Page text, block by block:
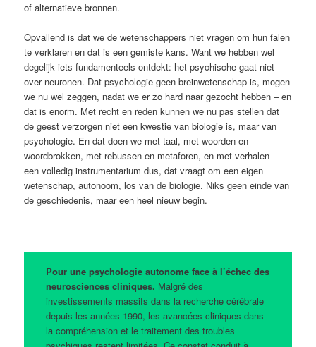
of alternatieve bronnen.
Opvallend is dat we de wetenschappers niet vragen om hun falen
te verklaren en dat is een gemiste kans. Want we hebben wel
degelijk iets fundamenteels ontdekt: het psychische gaat niet
over neuronen. Dat psychologie geen breinwetenschap is, mogen
we nu wel zeggen, nadat we er zo hard naar gezocht hebben – en
dat is enorm. Met recht en reden kunnen we nu pas stellen dat
de geest verzorgen niet een kwestie van biologie is, maar van
psychologie. En dat doen we met taal, met woorden en
woordbrokken, met rebussen en metaforen, en met verhalen –
een volledig instrumentarium dus, dat vraagt om een eigen
wetenschap, autonoom, los van de biologie. Niks geen einde van
de geschiedenis, maar een heel nieuw begin.
Pour une psychologie autonome face à l’échec des
neurosciences cliniques. Malgré des
investissements massifs dans la recherche cérébrale
depuis les années 1990, les avancées cliniques dans
la compréhension et le traitement des troubles